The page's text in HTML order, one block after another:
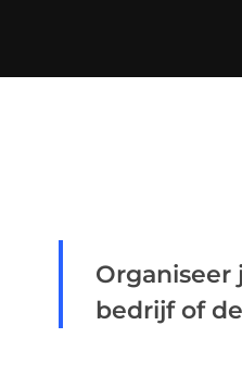
bedrijf of